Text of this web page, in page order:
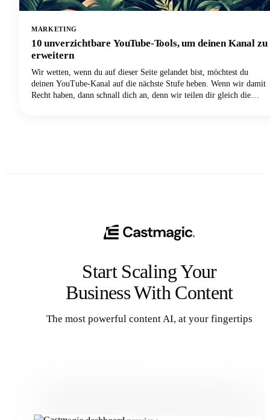
MARKETING
10 unverzichtbare YouTube-Tools, um deinen Kanal zu
erweitern
Wir wetten, wenn du auf dieser Seite gelandet bist, möchtest du
deinen YouTube-Kanal auf die nächste Stufe heben. Wenn wir damit
Recht haben, dann schnall dich an, denn wir teilen dir gleich die
Start Scaling Your
Business With Content
The most powerful content AI, at your fingertips